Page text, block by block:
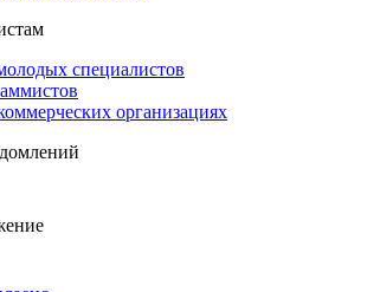
специалистов
организациях